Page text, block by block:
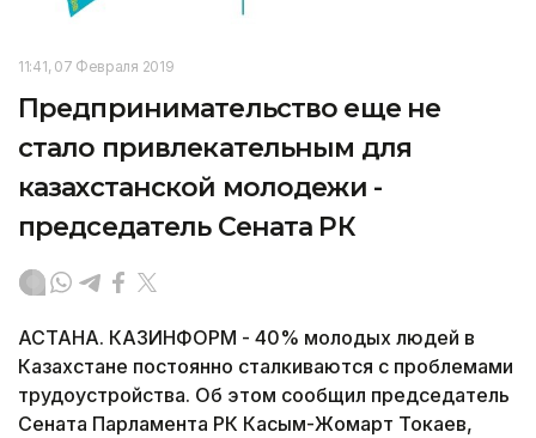
11:41, 07 Февраля 2019
Предпринимательство еще не
стало привлекательным для
казахстанской молодежи -
председатель Сената РК
АСТАНА. КАЗИНФОРМ - 40% молодых людей в
Казахстане постоянно сталкиваются с проблемами
трудоустройства. Об этом сообщил председатель
Сената Парламента РК Касым-Жомарт Токаев,